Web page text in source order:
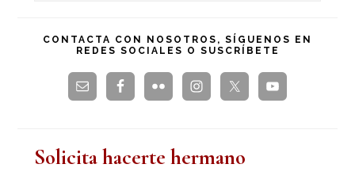
esta
CONTACTA CON NOSOTROS, SÍGUENOS EN
REDES SOCIALES O SUSCRÍBETE
Solicita hacerte hermano